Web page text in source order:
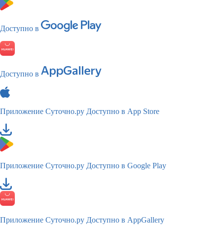
Доступно в
Доступно в
Приложение Суточно.ру Доступно в App Store
Приложение Суточно.ру Доступно в Google Play
Приложение Суточно.ру Доступно в AppGallery